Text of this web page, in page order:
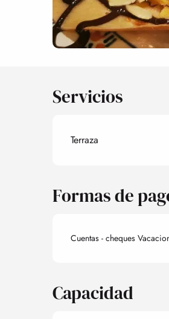
Servicios
Terraza
Formas de
Cuentas - cheques
Capacidad